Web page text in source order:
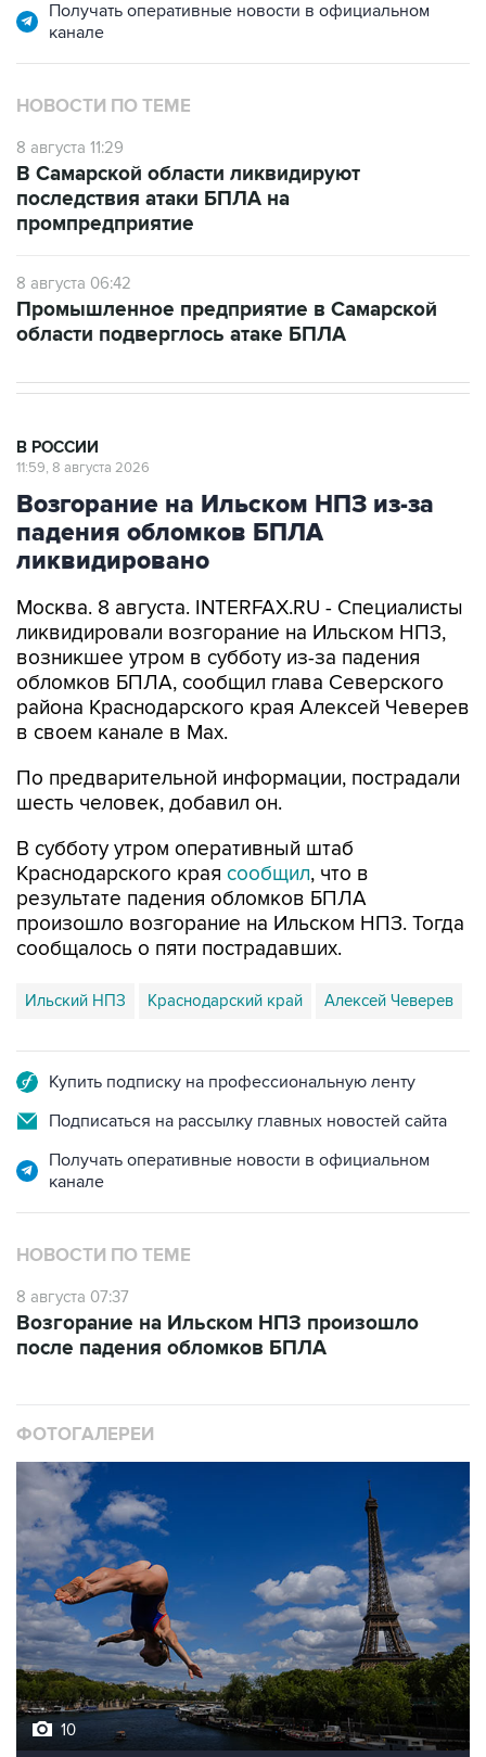
Получать оперативные новости в официальном
канале
НОВОСТИ ПО ТЕМЕ
8 августа 11:29
В Самарской области ликвидируют
последствия атаки БПЛА на
промпредприятие
8 августа 06:42
Промышленное предприятие в Самарской
области подверглось атаке БПЛА
В РОССИИ
11:59, 8 августа 2026
Возгорание на Ильском НПЗ из-за
падения обломков БПЛА
ликвидировано
Москва. 8 августа. INTERFAX.RU - Специалисты
ликвидировали возгорание на Ильском НПЗ,
возникшее утром в субботу из-за падения
обломков БПЛА, сообщил глава Северского
района Краснодарского края Алексей Чеверев
в своем канале в Max.
По предварительной информации, пострадали
шесть человек, добавил он.
В субботу утром оперативный штаб
Краснодарского края сообщил, что в
результате падения обломков БПЛА
произошло возгорание на Ильском НПЗ. Тогда
сообщалось о пяти пострадавших.
Ильский НПЗ Краснодарский край Алексей Чеверев
Купить подписку на профессиональную ленту
Подписаться на рассылку главных новостей сайта
Получать оперативные новости в официальном
канале
НОВОСТИ ПО ТЕМЕ
8 августа 07:37
Возгорание на Ильском НПЗ произошло
после падения обломков БПЛА
ФОТОГАЛЕРЕИ
10